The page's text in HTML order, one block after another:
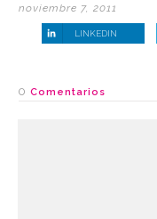
noviembre 7, 2011
LINKEDIN
0 Comentarios